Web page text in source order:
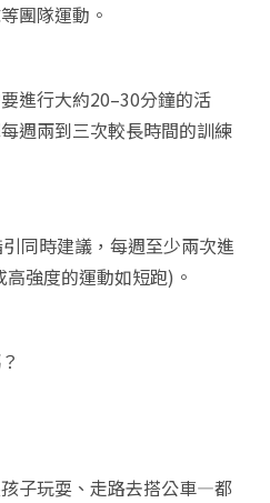
團隊運動。
進行大約20–30分鐘的活
週兩到三次較長時間的訓練
同時建議，每週至少兩次進
強度的運動如短跑)。
子玩耍、走路去搭公車—都